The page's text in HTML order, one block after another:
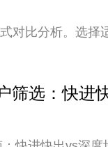
对比分析。选择
筛选：快进